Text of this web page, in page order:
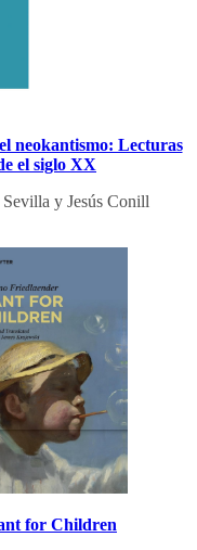
neokantismo: Lecturas
el siglo XX
y Jesús Conill
for Children